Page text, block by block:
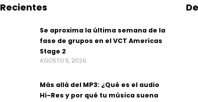
Recientes
Se aproxima la última semana de la
fase de grupos en el VCT Americas
Stage 2
AGOSTO 5, 2026
Más allá del MP3: ¿Qué es el audio
Hi-Res y por qué tu música suena